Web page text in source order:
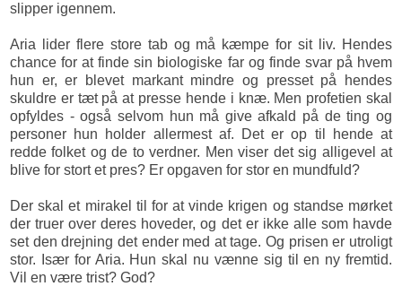
slipper igennem.
Aria lider flere store tab og må kæmpe for sit liv. Hendes
chance for at finde sin biologiske far og finde svar på hvem
hun er, er blevet markant mindre og presset på hendes
skuldre er tæt på at presse hende i knæ. Men profetien skal
opfyldes - også selvom hun må give afkald på de ting og
personer hun holder allermest af. Det er op til hende at
redde folket og de to verdner. Men viser det sig alligevel at
blive for stort et pres? Er opgaven for stor en mundfuld?
Der skal et mirakel til for at vinde krigen og standse mørket
der truer over deres hoveder, og det er ikke alle som havde
set den drejning det ender med at tage. Og prisen er utroligt
stor. Især for Aria. Hun skal nu vænne sig til en ny fremtid.
Vil en være trist? God?